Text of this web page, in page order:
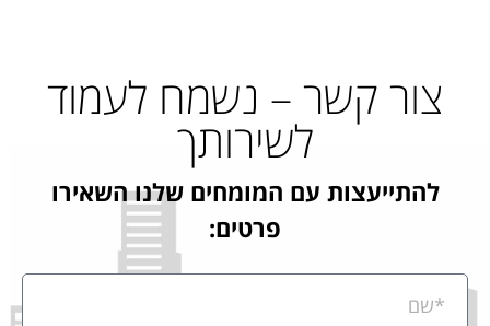
צור קשר – נשמח לעמוד
לשירותך
להתייעצות עם המומחים שלנו השאירו
פרטים: